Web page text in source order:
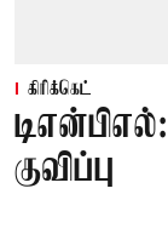
கிரிக்கெட்
குவிப்பு